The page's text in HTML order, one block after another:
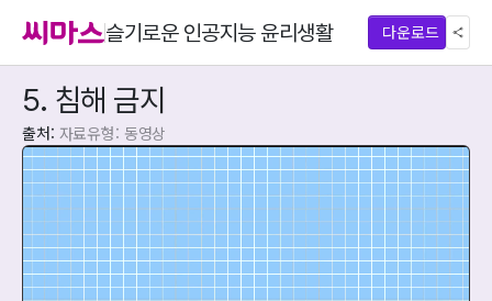
슬기로운 인공지능 윤리생활 다운로드
5. 침해 금지
출처: 자료유형: 동영상